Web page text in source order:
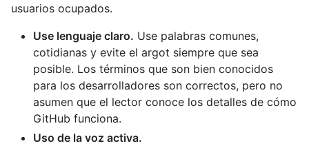
usuarios ocupados.
Use lenguaje claro. Use palabras comunes,
cotidianas y evite el argot siempre que sea
posible. Los términos que son bien conocidos
para los desarrolladores son correctos, pero no
asumen que el lector conoce los detalles de cómo
GitHub funciona.
Uso de la voz activa.